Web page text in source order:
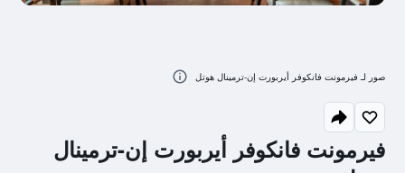
فيرمونت فانكوفر أيربورت إن-ترمينال
صور لـ فيرمونت فانكوفر أيربورت إن-ترمينال هوتل